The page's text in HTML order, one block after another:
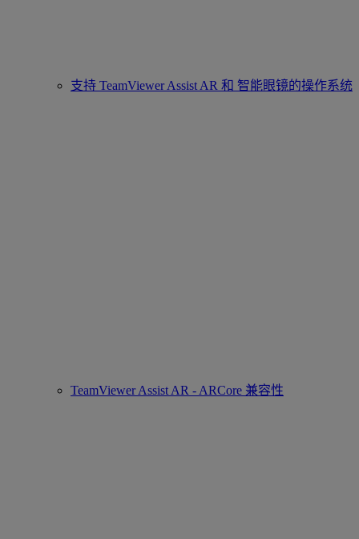
支持 TeamViewer Assist AR 和 智能眼镜的操作系统
TeamViewer Assist AR - ARCore 兼容性